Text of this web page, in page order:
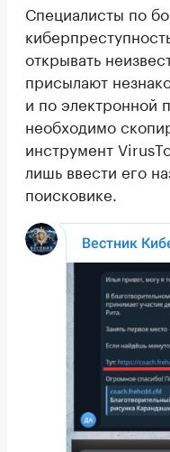
Специалисты по
открывать
присылают
и по электронной
необходимо
инструмент
лишь ввести его
поисковике.